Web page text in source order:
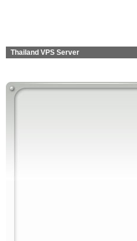
Thailand VPS Server